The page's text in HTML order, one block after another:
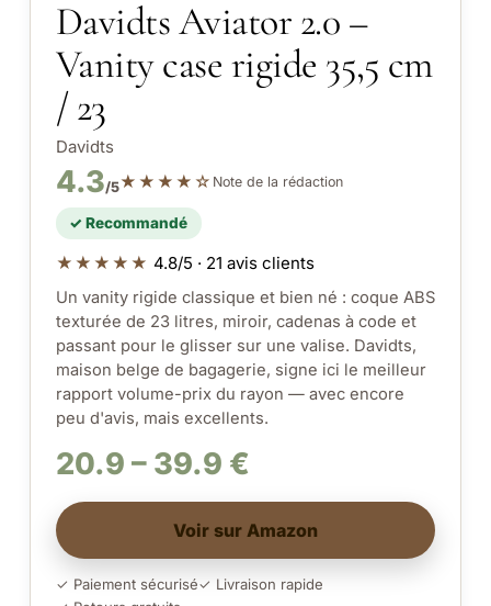
Davidts Aviator 2.0 –
Vanity case rigide 35,5 cm
/ 23
Davidts
4.3/5★★★★☆ Note de la rédaction
✓ Recommandé
★★★★★ 4.8/5 · 21 avis clients
Un vanity rigide classique et bien né : coque ABS
texturée de 23 litres, miroir, cadenas à code et
passant pour le glisser sur une valise. Davidts,
maison belge de bagagerie, signe ici le meilleur
rapport volume-prix du rayon — avec encore
peu d'avis, mais excellents.
20.9 – 39.9 €
Voir sur Amazon
✓ Paiement sécurisé✓ Livraison rapide